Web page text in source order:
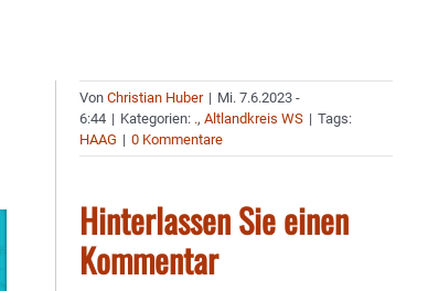
VonChristian Huber | Mi. 7.6.2023 -
6:44 | Kategorien: .,Altlandkreis WS | Tags:
HAAG | 0 Kommentare
Hinterlassen Sie einen
Kommentar